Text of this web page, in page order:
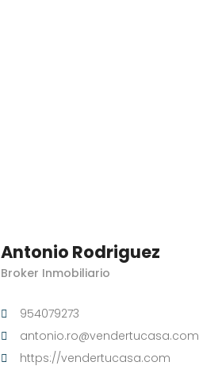
Antonio Rodriguez
Broker Inmobiliario
954079273
antonio.ro@vendertucasa.com
https://vendertucasa.com